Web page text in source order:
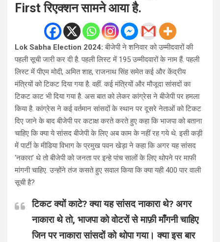
First रिएक्शन सामने आया है.
Lok Sabha Election 2024: बीजेपी ने शनिवार को उम्मीदवारों की
पहली सूची जारी कर दी है. पहली लिस्ट में 195 उम्मीदवारों के नाम हैं. पहली
लिस्ट में पीएम मोदी, अमित शाह, राजनाथ सिंह समेत कई और केंद्रीय
मंत्रियों को टिकट दिया गया है. वहीं. कई मंत्रियों और मौजूदा सांसदों का
टिकट काट भी दिया गया है. अस बात को लेकर कांग्रेस ने बीजेपी पर हमला
किया है. कांग्रेस ने कई वर्तमान सांसदों के स्थान पर दूसरे नेताओं को टिकट
दिए जाने के बाद बीजेपी पर कटाक्ष करते करते हुए कहा कि भाजपा को बताना
चाहिए कि क्या ये सांसद बीजेपी के लिए अब काम के नहीं रह गये थे. इसी कड़ी
में पार्टी के मीडिया विभाग के प्रमुख पवन खेड़ा ने कहा कि अगर यह सांसद
‘नकारा’ थे तो बीजेपी को जनता पर इन्हे पांच सालों के लिए थोपने पर माफी
मांगनी चाहिए. उन्होंने तंज कसते हुए सवाल किया कि क्या यही 400 पार वाली
सूची है?
टिकट क्यों काटे? क्या यह सांसद नाकारा थे? अगर
नाकारा थे तो, भाजपा को वोटरों से माफ़ी माँगनी चाहिए
जिन पर नाकारा सांसदों को थोपा गया। क्या इस बार